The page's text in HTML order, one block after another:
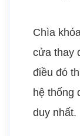
Chìa
cửa thay
điều đó
hệ thống
duy nhất.